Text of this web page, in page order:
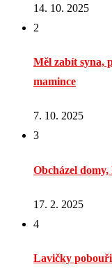
14. 10. 2025
2
Měl zabít syna,
mamince
7. 10. 2025
3
Obcházel
17. 2. 2025
4
Lavičky